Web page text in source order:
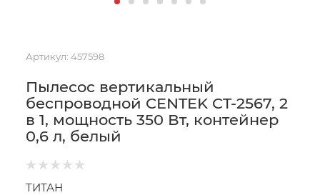
Артикул: 457598
Пылесос вертикальный
беспроводной CENTEK CT-2567, 2
в 1, мощность 350 Вт, контейнер
0,6 л, белый
ТИТАН